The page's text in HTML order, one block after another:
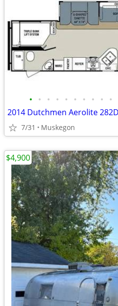
• • • • • • • • • •
7/31 Muskegon
$4,900